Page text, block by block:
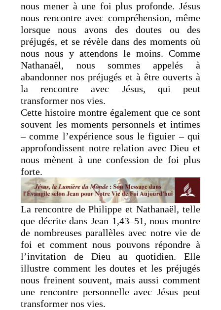
nous mener à une foi plus profonde. Jésus
nous rencontre avec compréhension, même
lorsque nous avons des doutes ou des
préjugés, et se révèle dans des moments où
nous nous y attendons le moins. Comme
Nathanaël, nous sommes appelés à
abandonner nos préjugés et à être ouverts à
la rencontre avec Jésus, qui peut
transformer nos vies.
Cette histoire montre également que ce sont
souvent les moments personnels et intimes
– comme l’expérience sous le figuier – qui
approfondissent notre relation avec Dieu et
nous mènent à une confession de foi plus
forte.
La rencontre de Philippe et Nathanaël, telle
que décrite dans Jean 1,43–51, nous montre
de nombreuses parallèles avec notre vie de
foi et comment nous pouvons répondre à
l’invitation de Dieu au quotidien. Elle
illustre comment les doutes et les préjugés
nous freinent souvent, mais aussi comment
une rencontre personnelle avec Jésus peut
transformer nos vies.